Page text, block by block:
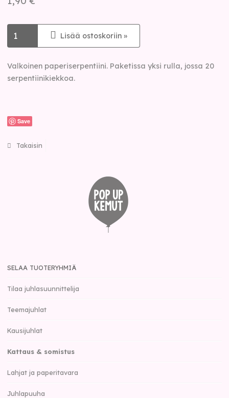
Lisää ostoskoriin »
Valkoinen paperiserpentiini. Paketissa yksi rulla, jossa 20
serpentiinikiekkoa.
Save
Takaisin
SELAA TUOTERYHMIÄ
Tilaa juhlasuunnittelija
Teemajuhlat
Kausijuhlat
Kattaus & somistus
Lahjat ja paperitavara
Juhlapuuha